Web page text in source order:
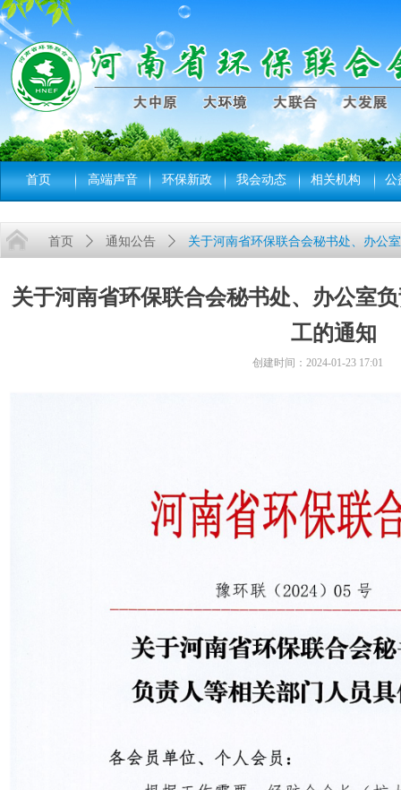
首页 高端声音 环保新政 我会动态 相关机构 公
关于河南省环保联合会秘书处、办公室
工的通知
首页 ꄲ 通知公告 ꄲ 关于河南省环保联合会秘书处、办公
创建时间： 2024-01-23 17:01